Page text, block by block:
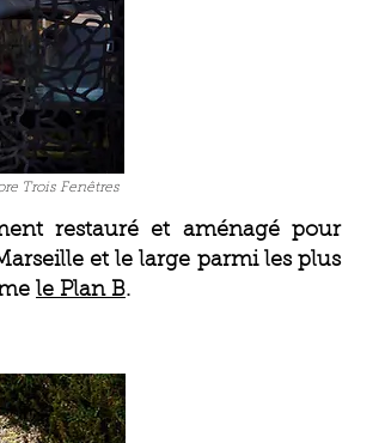
Trois Fenêtres
restauré et aménagé pour
et le large parmi les plus
le Plan B.